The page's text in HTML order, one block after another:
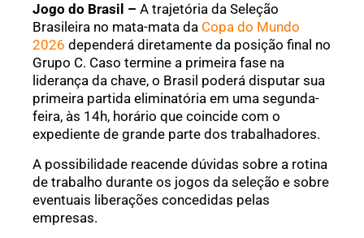
Jogo do Brasil – A trajetória da Seleção
Brasileira no mata-mata da Copa do Mundo
2026 dependerá diretamente da posição final no
Grupo C. Caso termine a primeira fase na
liderança da chave, o Brasil poderá disputar sua
primeira partida eliminatória em uma segunda-
feira, às 14h, horário que coincide com o
expediente de grande parte dos trabalhadores.
A possibilidade reacende dúvidas sobre a rotina
de trabalho durante os jogos da seleção e sobre
eventuais liberações concedidas pelas
empresas.